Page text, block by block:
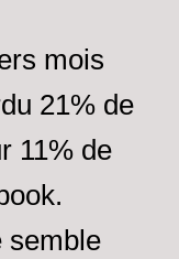
mois
21% de
11% de
semble